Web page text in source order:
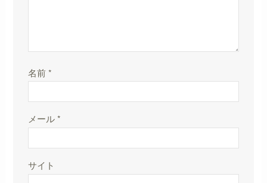
名前*
メール*
サイト